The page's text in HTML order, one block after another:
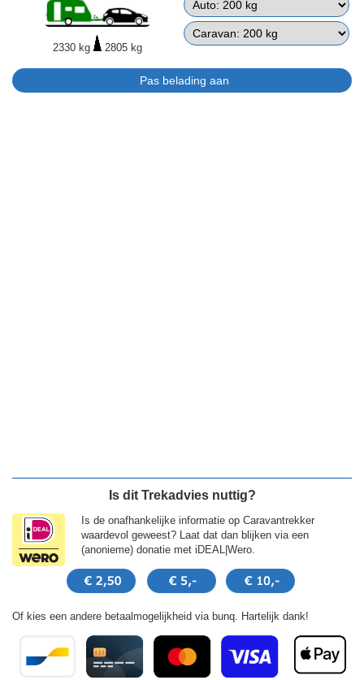
2330 kg 2805 kg
Is dit Trekadvies nuttig?
Is de onafhankelijke informatie op Caravantrekker
waardevol geweest? Laat dat dan blijken via een
(anonieme) donatie met iDEAL|Wero.
Of kies een andere betaalmogelijkheid via bunq. Hartelijk dank!